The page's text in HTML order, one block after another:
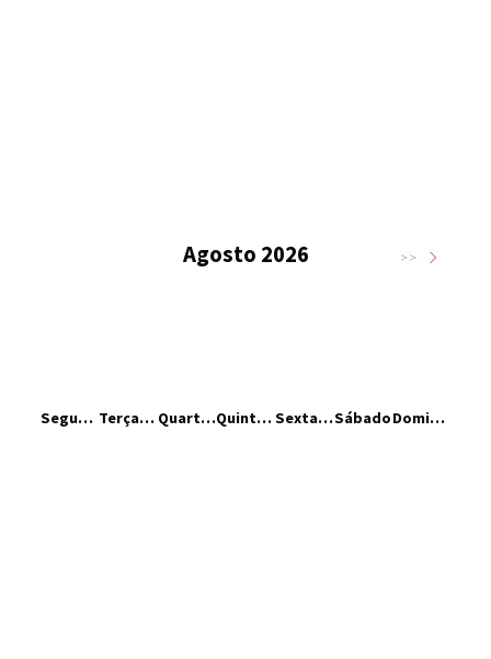
Agosto 2026 >>
Segunda-feira Terça-feira Quarta-feira Quinta-feira Sexta-feiraSábado Domingo